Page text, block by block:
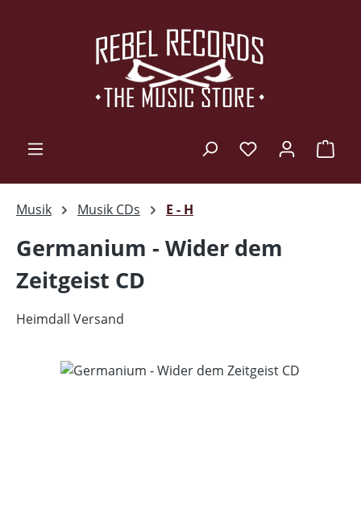
Musik Musik CDs E - H
Germanium - Wider dem
Zeitgeist CD
Heimdall Versand